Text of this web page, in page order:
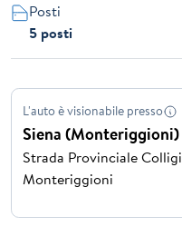
Posti
5 posti
L'auto è visionabile presso
Siena (Monteriggioni)
Strada Provinciale
Monteriggioni